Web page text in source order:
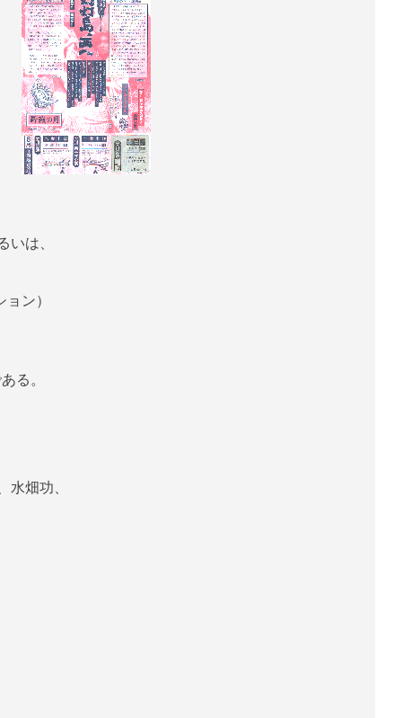
は、
ン）
る。
畑功、